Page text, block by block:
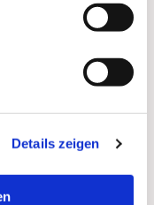
Details zeigen
auch